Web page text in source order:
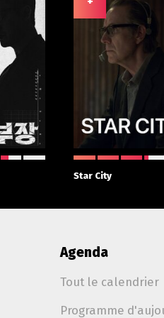
Star City
Agenda
Tout le calendrier
Programme